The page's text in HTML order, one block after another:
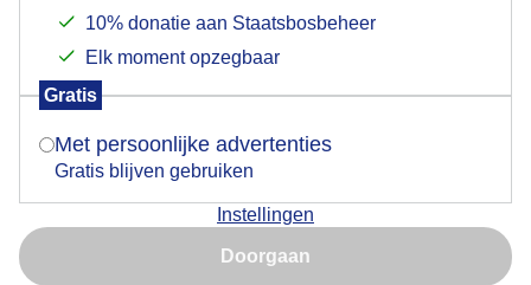
10% donatie aan Staatsbosbeheer
Elk moment opzegbaar
Gratis
Met persoonlijke advertenties
Gratis blijven gebruiken
Instellingen
Doorgaan
Door: Dilia van Zon
verschijnt er zo een pop-up uit je browser waarin
Is goed, toon de popup
Nu niet, misschien later